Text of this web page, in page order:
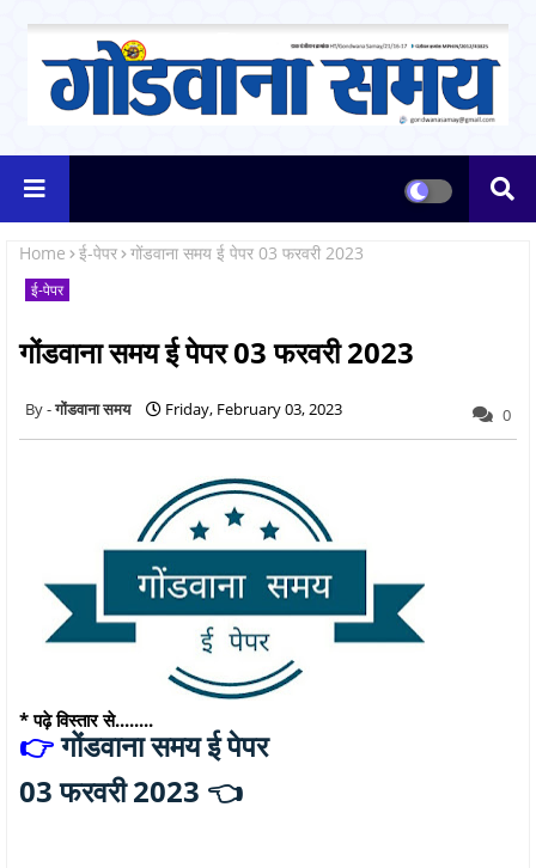
Home ई-पेपर गोंडवाना समय ई पेपर 03 फरवरी 2023
ई-पेपर
गोंडवाना समय ई पेपर 03 फरवरी 2023
गोंडवाना समय Friday, February 03, 2023 0
* पढ़े विस्तार से........
👉गोंडवाना समय ई पेपर
03 फरवरी 2023 👈